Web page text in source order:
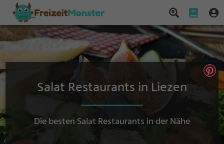
Salat Restaurants in Liezen
Die besten Salat Restaurants in der Nähe